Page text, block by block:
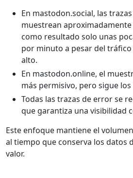
En mastodon.social, las
muestrean aproximadamente
como resultado solo unas
por minuto a pesar del
alto.
En mastodon.online, el
más permisivo, pero sigue
Todas las trazas de error se
que garantiza una visibilidad
Este enfoque mantiene el
al tiempo que conserva los datos
valor.